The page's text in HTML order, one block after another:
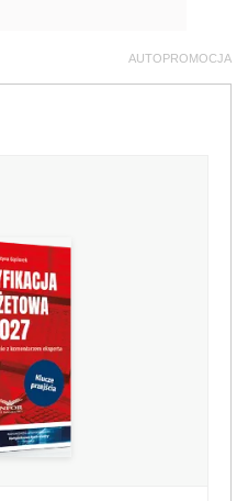
AUTOPROMOCJA